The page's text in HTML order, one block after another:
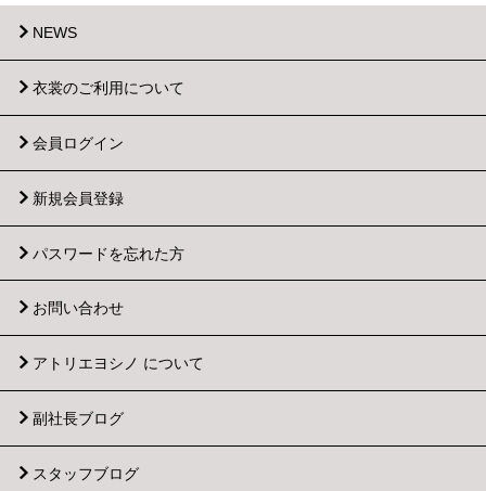
NEWS
衣裳のご利用について
会員ログイン
新規会員登録
パスワードを忘れた方
お問い合わせ
アトリエヨシノ について
副社長ブログ
スタッフブログ